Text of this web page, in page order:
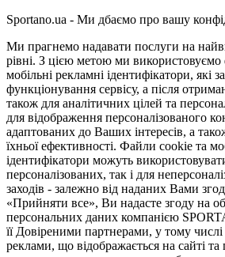
Sportano.ua - Ми дбаємо про вашу
Ми прагнемо надавати послуги на
рівні. З цією метою ми
мобільні рекламні ідентифікатори, які
функціонування сервісу, а після
також для аналітичних цілей та
для відображення персоналізованого
адаптованих до Ваших інтересів, а
їхньої ефективності. Файли cookie та
ідентифікатори можуть
персоналізованих, так і для
заходів - залежно від наданих Вами
«Прийняти все», Ви надасте згоду на
персональних даних компанією
її Довіреними партнерами, у тому
реклами, що відображається на сайті